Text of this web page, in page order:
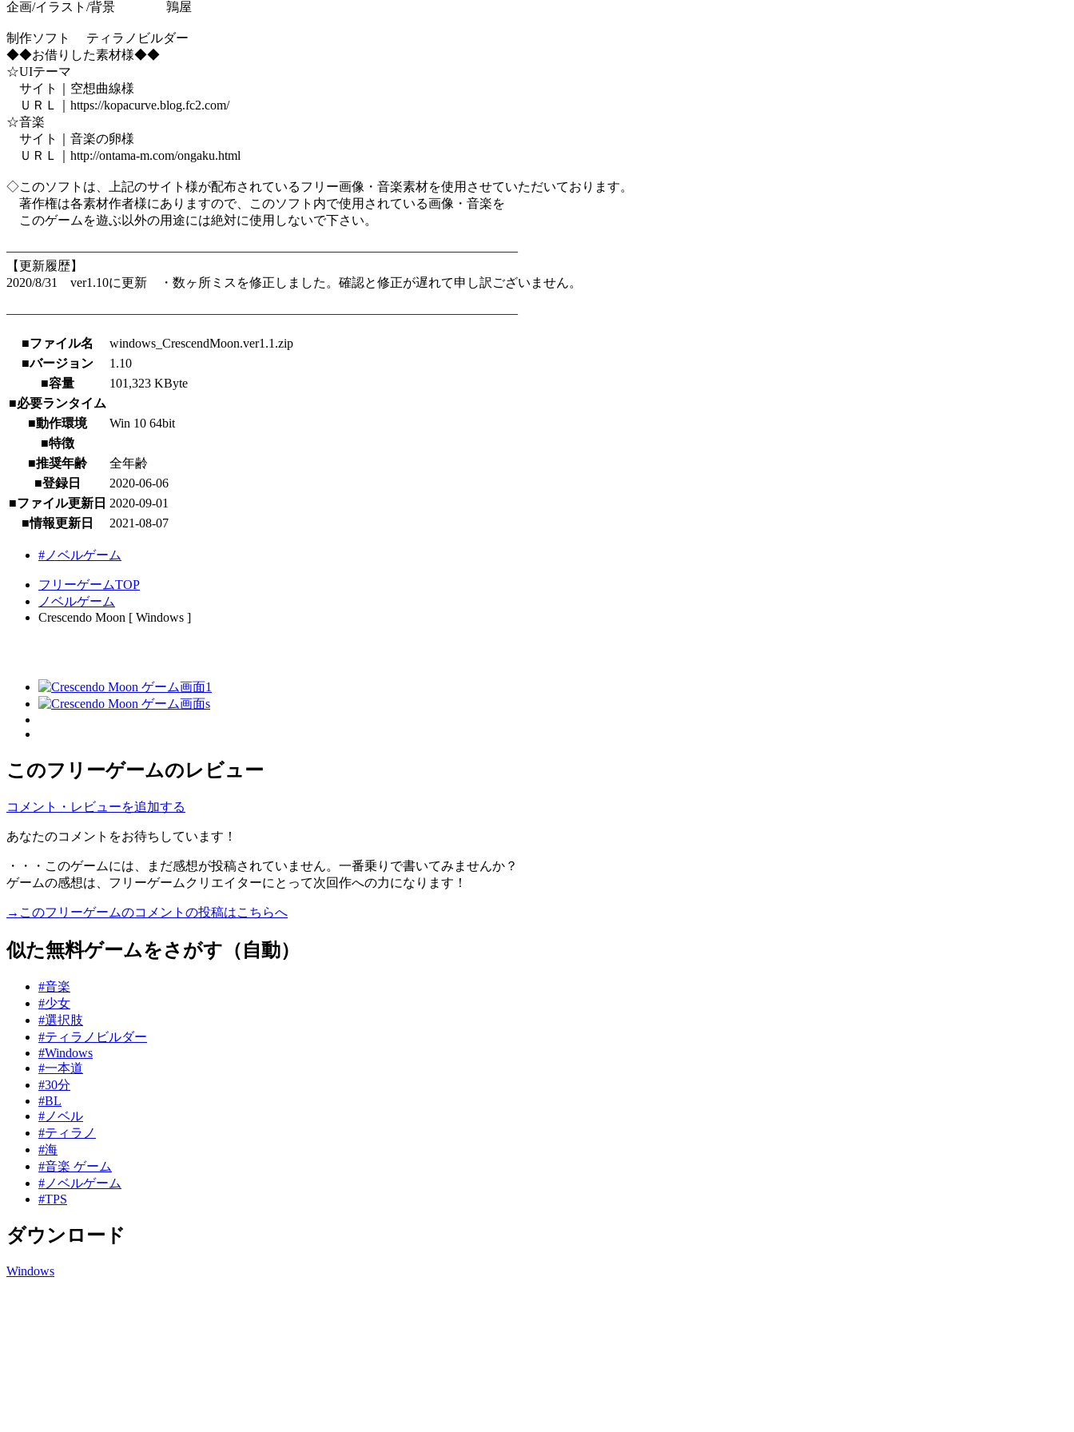
企画/イラスト/背景 鶉屋
制作ソフト ティラノビルダー
◆◆お借りした素材様◆◆
☆UIテーマ
サイト｜空想曲線様
ＵＲＬ｜https://kopacurve.blog.fc2.com/
☆音楽
サイト｜音楽の卵様
ＵＲＬ｜http://ontama-m.com/ongaku.html
◇このソフトは、上記のサイト様が配布されているフリー画像・音楽素材を使用させていただいております。
著作権は各素材作者様にありますので、このソフト内で使用されている画像・音楽を
このゲームを遊ぶ以外の用途には絶対に使用しないで下さい。
――――――――――――――――――――――――――――――――――――――――
【更新履歴】
2020/8/31 ver1.10に更新 ・数ヶ所ミスを修正しました。確認と修正が遅れて申し訳ございません。
――――――――――――――――――――――――――――――――――――――――
■ファイル名
windows_CrescendMoon.ver1.1.zip
■バージョン
1.10
■容量
101,323 KByte
■必要ランタイム
■動作環境
Win 10 64bit
■特徴
■推奨年齢
全年齢
■登録日
2020-06-06
■ファイル更新日 2020-09-01
■情報更新日
2021-08-07
#ノベルゲーム
フリーゲームTOP
ノベルゲーム
Crescendo Moon [ Windows ]
このフリーゲームのレビュー
コメント・レビューを追加する
あなたのコメントをお待ちしています！
・・・このゲームには、まだ感想が投稿されていません。一番乗りで書いてみませんか？
ゲームの感想は、フリーゲームクリエイターにとって次回作への力になります！
→このフリーゲームのコメントの投稿はこちらへ
似た無料ゲームをさがす（自動）
#音楽
#少女
#選択肢
#ティラノビルダー
#Windows
#一本道
#30分
#BL
#ノベル
#ティラノ
#海
#音楽 ゲーム
#ノベルゲーム
#TPS
ダウンロード
Windows